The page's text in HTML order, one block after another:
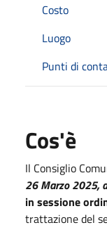
Costo
Luogo
Punti di
Cos'è
Il Consiglio
26 Marzo 2025,
in sessione
trattazione del